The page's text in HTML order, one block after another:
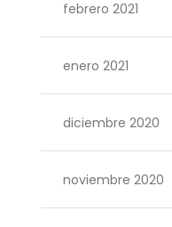
febrero 2021
enero 2021
diciembre 2020
noviembre 2020